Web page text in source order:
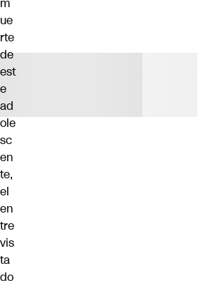
m
ue
rte
de
est
e
ad
ole
sc
en
te,
el
en
tre
vis
ta
do